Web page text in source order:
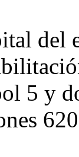
del
5 y